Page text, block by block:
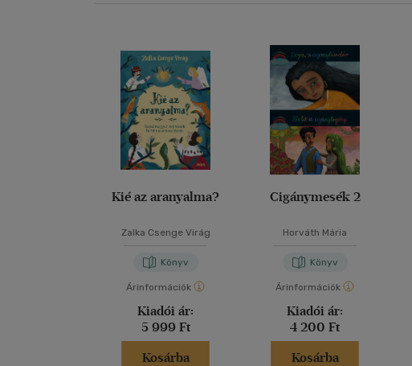
Kié az aranyalma?
Zalka Csenge Virág
Könyv
Árinformációk
Kiadói ár:
5 999 Ft
Kosárba
Cigánymesék 2
Horváth Mária
Könyv
Árinformációk
Kiadói ár:
4 200 Ft
Kosárba